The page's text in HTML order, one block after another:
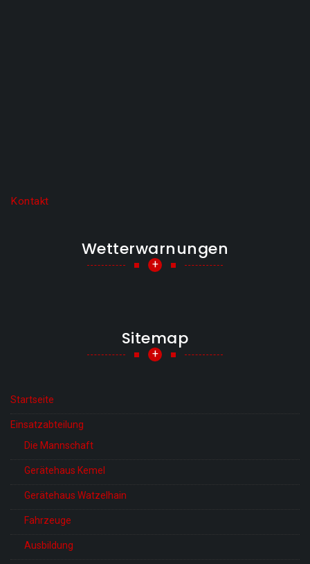
Kontakt
Wetterwarnungen
+
Sitemap
+
Startseite
Einsatzabteilung
Die Mannschaft
Gerätehaus Kemel
Gerätehaus Watzelhain
Fahrzeuge
Ausbildung